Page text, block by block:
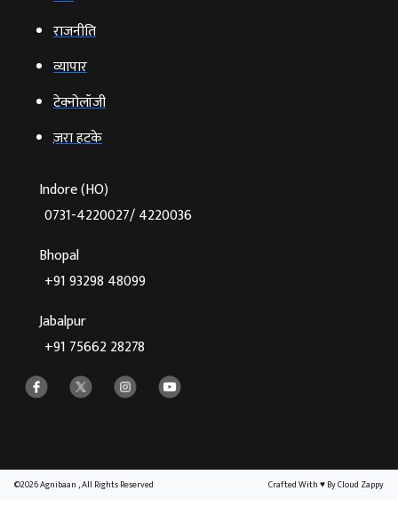
राजनीति
व्‍यापार
टेक्‍नोलॉजी
ज़रा हटके
Indore (HO)
0731-4220027/ 4220036
Bhopal
+91 93298 48099
Jabalpur
+91 75662 28278
©2026 Agnibaan , All Rights Reserved Crafted With♥By Cloud Zappy